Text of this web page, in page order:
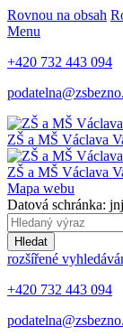
Rovnou na obsah
Menu
+420 732 443 094
ZŠ a MŠ Václava
ZŠ a MŠ Václava
Mapa webu
Datová schránka:
Hledat
rozšířené
+420 732 443 094